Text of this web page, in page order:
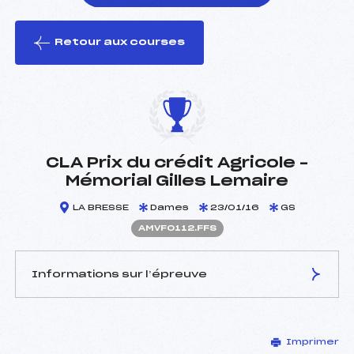
le ski
Retour aux courses
CLA Prix du crédit Agricole –
Mémorial Gilles Lemaire
LA BRESSE Dames 23/01/16 GS
AMVF0112.FFS
Informations sur l’épreuve
AUER LAURENT (MV)
Imprimer